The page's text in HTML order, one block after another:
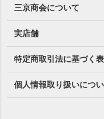
三京商会について
実店舗
特定商取引法に基づく
個人情報取り扱いにつ